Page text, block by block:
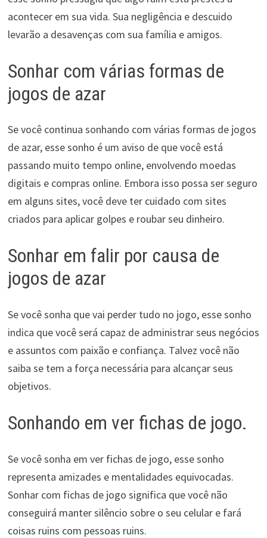
acontecer em sua vida. Sua negligência e descuido
levarão a desavenças com sua família e amigos.
Sonhar com várias formas de
jogos de azar
Se você continua sonhando com várias formas de jogos
de azar, esse sonho é um aviso de que você está
passando muito tempo online, envolvendo moedas
digitais e compras online. Embora isso possa ser seguro
em alguns sites, você deve ter cuidado com sites
criados para aplicar golpes e roubar seu dinheiro.
Sonhar em falir por causa de
jogos de azar
Se você sonha que vai perder tudo no jogo, esse sonho
indica que você será capaz de administrar seus negócios
e assuntos com paixão e confiança. Talvez você não
saiba se tem a força necessária para alcançar seus
objetivos.
Sonhando em ver fichas de jogo.
Se você sonha em ver fichas de jogo, esse sonho
representa amizades e mentalidades equivocadas.
Sonhar com fichas de jogo significa que você não
conseguirá manter silêncio sobre o seu celular e fará
coisas ruins com pessoas ruins.